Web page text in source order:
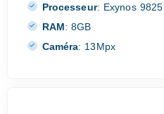
Processeur: Exynos 9825
RAM: 8GB
Caméra: 13Mpx